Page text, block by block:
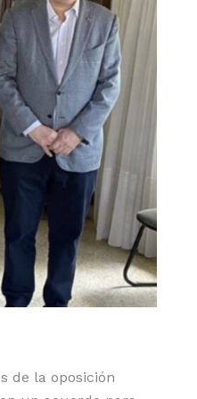
de la oposición